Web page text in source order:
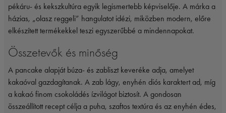
pékáru- és kekszkultúra egyik legismertebb képviselője. A márka a
házias, „olasz reggeli” hangulatot idézi, miközben modern, előre
elkészített termékekkel teszi egyszerűbbé a mindennapokat.
Összetevők és minőség
A pancake alapját búza- és zabliszt keveréke adja, amelyet
kakaóval gazdagítanak. A zab lágy, enyhén diós karaktert ad, míg
a kakaó finom csokoládés ízvilágot biztosít. A gondosan
összeállított recept célja a puha, szaftos textúra és az enyhén édes,